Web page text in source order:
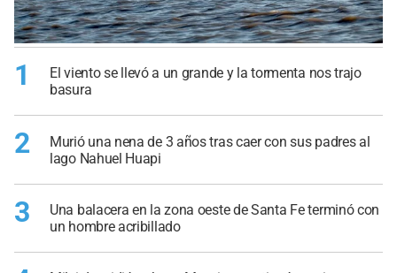
1
El viento se llevó a un grande y la tormenta nos trajo
basura
2
Murió una nena de 3 años tras caer con sus padres al
lago Nahuel Huapi
3
Una balacera en la zona oeste de Santa Fe terminó con
un hombre acribillado